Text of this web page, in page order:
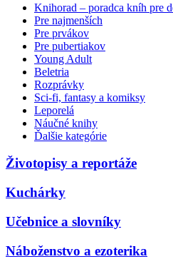
Knihorad – poradca kníh pre
Pre najmenších
Pre prvákov
Pre pubertiakov
Young Adult
Beletria
Rozprávky
Sci-fi, fantasy a komiksy
Leporelá
Náučné knihy
Ďalšie kategórie
Životopisy a reportáže
Kuchárky
Učebnice a slovníky
Náboženstvo a ezoterika